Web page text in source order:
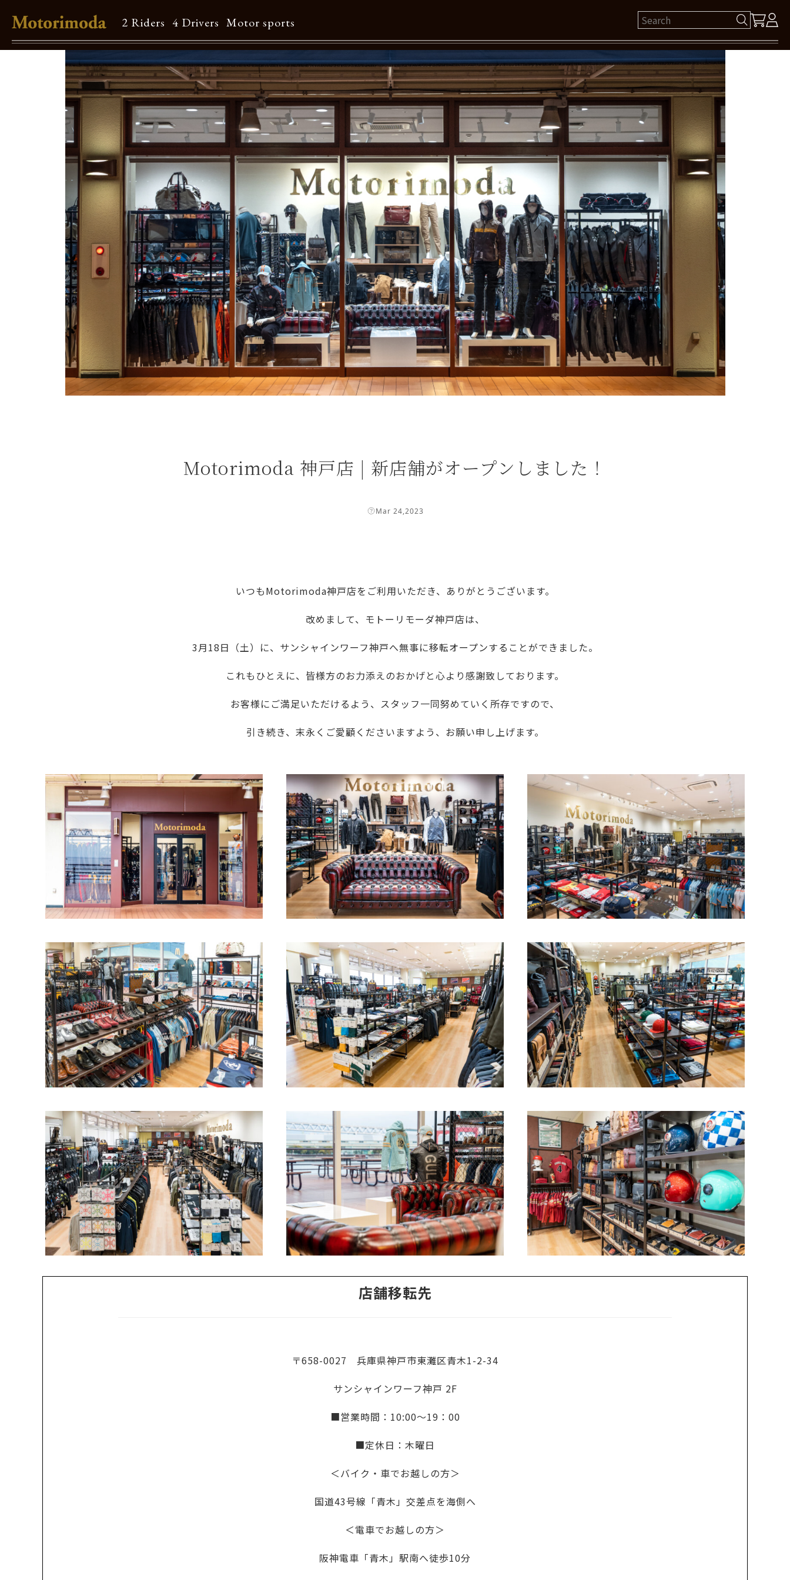
ゲスト 様
保有ポイント： pt
ログイン
新規会員登録
2 Riders 4 Drivers Motor sports
Shop Info
Motorimodaとは
店舗一覧
Brand
Brand list
Guide
ご利用ガイド
よくある質問
お問合せ
Contents
特集一覧
Information一覧
メルマガ購読
カタログダウンロード
リクルート
Motorimoda 神戸店 | 新店舗がオープンしました！
Mar 24,2023
いつもMotorimoda神戸店をご利用いただき、ありがとうございます。
改めまして、モトーリモーダ神戸店は、
3月18日（土）に、サンシャインワーフ神戸へ無事に移転オープンすることができました。
これもひとえに、皆様方のお力添えのおかげと心より感謝致しております。
お客様にご満足いただけるよう、スタッフ一同努めていく所存ですので、
引き続き、末永くご愛顧くださいますよう、お願い申し上げます。
店舗移転先
〒658-0027 兵庫県神戸市東灘区青木1-2-34
サンシャインワーフ神戸 2F
■営業時間：10:00～19：00
■定休日：木曜日
＜バイク・車でお越しの方＞
国道43号線「青木」交差点を海側へ
＜電車でお越しの方＞
阪神電車「青木」駅南へ徒歩10分